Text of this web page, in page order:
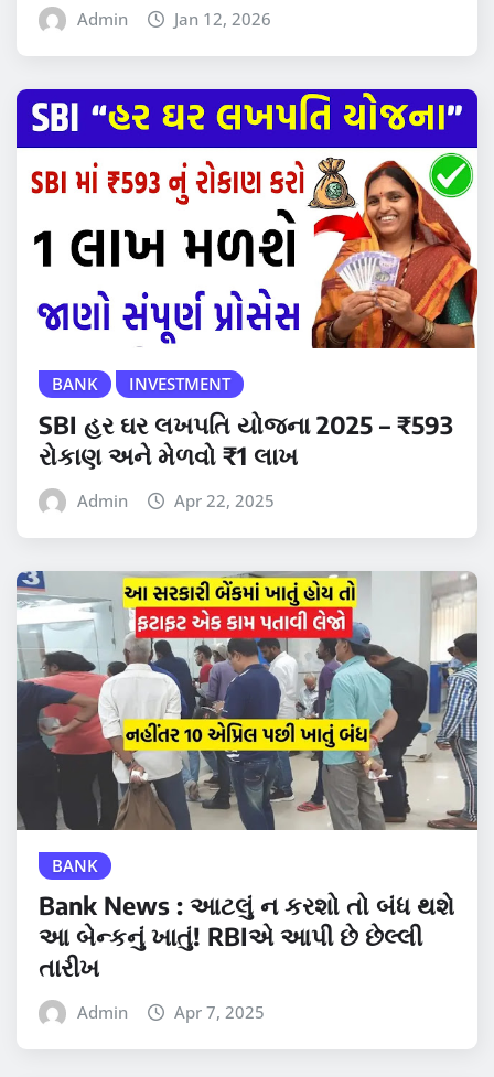
Admin Jan 12, 2026
BANK INVESTMENT
SBI હર ઘર લખપતિ યોજના 2025 – ₹593
રોકાણ અને મેળવો ₹1 લાખ
Admin Apr 22, 2025
BANK
Bank News : આટલું ન કરશો તો બંધ થશે
આ બેન્કનું ખાતું! RBIએ આપી છે છેલ્લી
તારીખ
Admin Apr 7, 2025